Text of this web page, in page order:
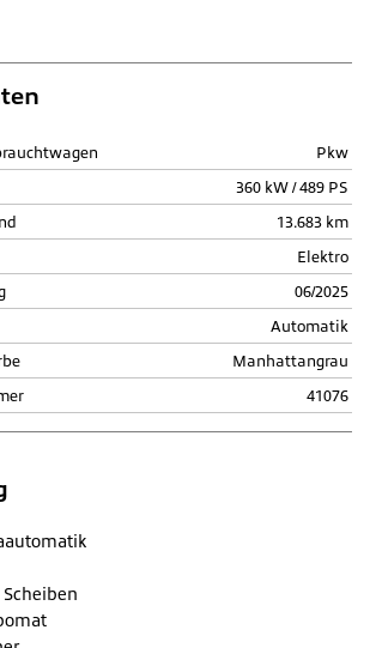
Pkw
360 kW / 489 PS
13.683 km
Elektro
06/2025
Automatik
Manhattangrau
41076